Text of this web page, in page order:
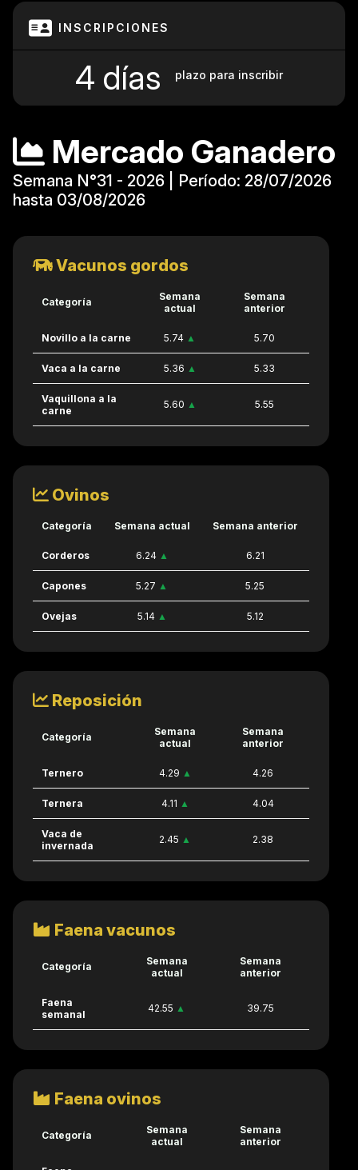
INSCRIPCIONES
4 días plazo para inscribir
Mercado Ganadero
Semana N°31 - 2026 | Período: 28/07/2026
hasta 03/08/2026
Vacunos gordos
Categoría
Semana
actual
Semana
anterior
Novillo a la carne 5.74 ▲ 5.70
Vaca a la carne 5.36 ▲ 5.33
Vaquillona a la
carne
5.60 ▲ 5.55
Ovinos
Categoría Semana actual Semana anterior
Corderos 6.24 ▲ 6.21
Capones 5.27 ▲ 5.25
Ovejas 5.14 ▲ 5.12
Reposición
Categoría
Semana
actual
Semana
anterior
Ternero 4.29 ▲ 4.26
Ternera 4.11 ▲ 4.04
Vaca de
invernada
2.45 ▲ 2.38
Faena vacunos
Categoría
Semana
actual
Semana
anterior
Faena
semanal
42.55 ▲ 39.75
Faena ovinos
Categoría
Semana
actual
Semana
anterior